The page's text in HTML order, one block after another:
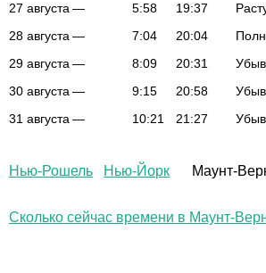
27 августа — 5:58 19:37
28 августа — 7:04 20:04
29 августа — 8:09 20:31
30 августа — 9:15 20:58
31 августа — 10:21 21:27
Нью-Рошель Нью-Йорк Маунт-
Сколько сейчас времени в Маунт-